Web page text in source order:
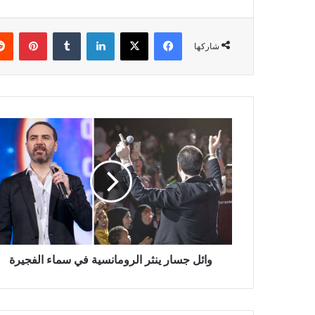
شاركها
فيسبوك ‫X لينكدإن
جسار
ينثر
الرومانسية
في
سماء
الفجيرة
وائل جسار ينثر الرومانسية في سماء الفجيرة